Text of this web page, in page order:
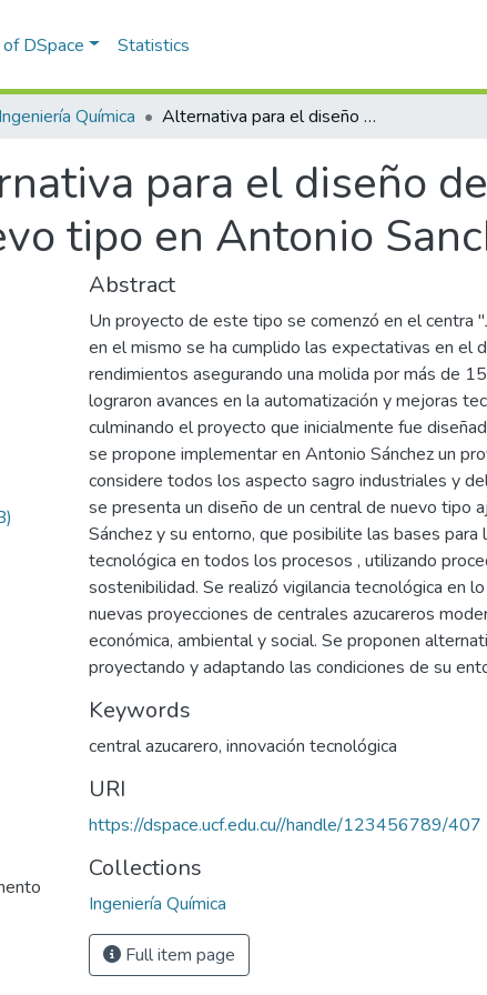
DSpace Statistics
Ingeniería Química Alternativa para el diseño de un central azucarero de nuevo tipo en Antonio Sanchez y su entorno
para el diseño
tipo en Antonio
Abstract
Un proyecto de este tipo se comenzó en el centra
en el mismo se ha cumplido las expectativas en el
rendimientos asegurando una molida por más de
lograron avances en la automatización y mejoras
culminando el proyecto que inicialmente fue
se propone implementar en Antonio Sánchez un
considere todos los aspecto sagro industriales y
se presenta un diseño de un central de nuevo tipo
Sánchez y su entorno, que posibilite las bases
tecnológica en todos los procesos , utilizando
sostenibilidad. Se realizó vigilancia tecnológica en
nuevas proyecciones de centrales azucareros
económica, ambiental y social. Se proponen
proyectando y adaptando las condiciones de su
Keywords
central azucarero, innovación tecnológica
URI
https://dspace.ucf.edu.cu//handle/123456789/407
Collections
Ingeniería Química
Full item page